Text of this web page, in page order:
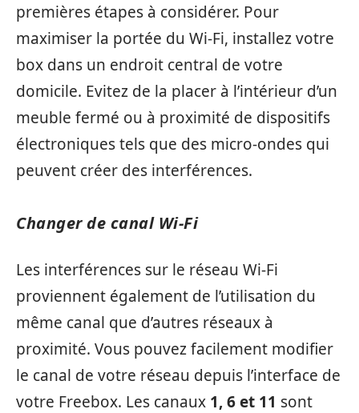
premières étapes à considérer. Pour
maximiser la portée du Wi-Fi, installez votre
box dans un endroit central de votre
domicile. Evitez de la placer à l’intérieur d’un
meuble fermé ou à proximité de dispositifs
électroniques tels que des micro-ondes qui
peuvent créer des interférences.
Changer de canal Wi-Fi
Les interférences sur le réseau Wi-Fi
proviennent également de l’utilisation du
même canal que d’autres réseaux à
proximité. Vous pouvez facilement modifier
le canal de votre réseau depuis l’interface de
votre Freebox. Les canaux 1, 6 et 11 sont